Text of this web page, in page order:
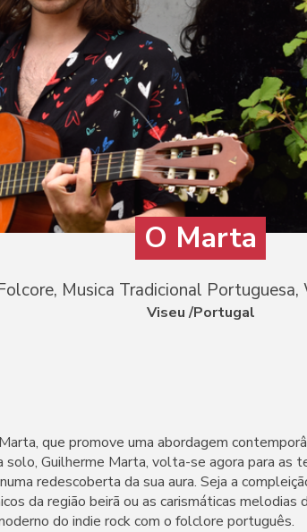
O Marta
Musica Tradicional
Viseu /Portugal
que promove uma abordagem
Guilherme Marta, volta-se agora para as
redescoberta da sua aura. Seja a
da região beirã ou as carismáticas melodias
do indie rock com o folclore português.